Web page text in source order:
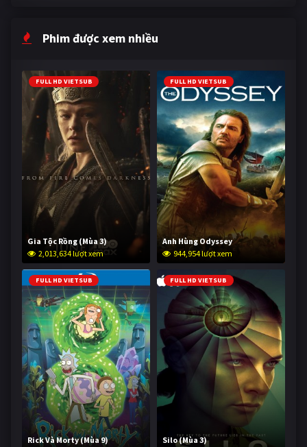
Phim được xem nhiều
FULL HD VIETSUB
Gia Tộc Rồng (Mùa 3)
2,013,634 lượt xem
FULL HD VIETSUB
Anh Hùng Odyssey
944,954 lượt xem
FULL HD VIETSUB
Rick Và Morty (Mùa 9)
FULL HD VIETSUB
Silo (Mùa 3)